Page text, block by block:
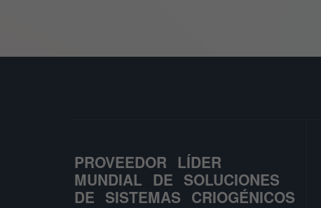
PROVEEDOR LÍDER
MUNDIAL DE SOLUCIONES
DE SISTEMAS CRIOGÉNICOS